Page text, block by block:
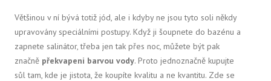
Většinou v ní bývá totiž jód, ale i kdyby ne jsou tyto soli někdy
upravovány speciálními postupy. Když ji šoupnete do bazénu a
zapnete salinátor, třeba jen tak přes noc, můžete být pak
značně překvapeni barvou vody. Proto jednoznačně kupujte
sůl tam, kde je jistota, že koupíte kvalitu a ne kvantitu. Zde se